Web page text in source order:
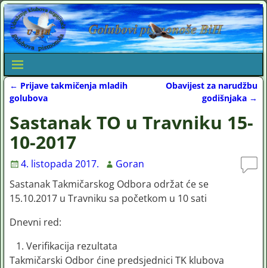
Post navigation
← Prijave takmičenja mladih
golubova
Obavijest za narudžbu
godišnjaka →
Sastanak TO u Travniku 15-
10-2017
4. listopada 2017.
Goran
Sastanak Takmičarskog Odbora održat će se
15.10.2017 u Travniku sa početkom u 10 sati
Dnevni red:
Verifikacija rezultata
Takmičarski Odbor ćine predsjednici TK klubova